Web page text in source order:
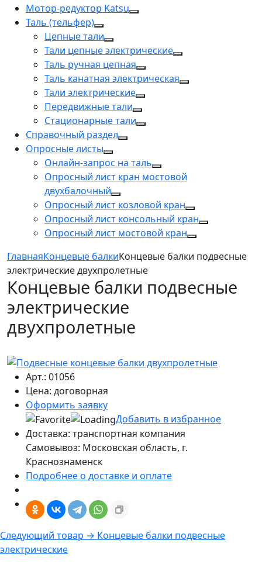
Мотор-редуктор Katsu
Таль (тельфер)
Цепные тали
Тали цепные электрические
Таль ручная цепная
Таль канатная электрическая
Тали электрические
Передвижные тали
Стационарные тали
Справочный раздел
Опросные листы
Онлайн-запрос на таль
Опросный лист кран мостовой
двухбалочный
Опросный лист козловой кран
Опросный лист консольный кран
Опросный лист мостовой кран
ГлавнаяКонцевые балкиКонцевые балки подвесные
электрические двухпролетные
Концевые балки подвесные
электрические
двухпролетные
Арт.: 01056
Цена: договорная
Оформить заявку
Добавить в избранное
Доставка: транспортная компания
Самовывоз: Московская область, г.
Краснознаменск
Подробнее о доставке и оплате
Следующий товар → Концевые балки подвесные
электрические